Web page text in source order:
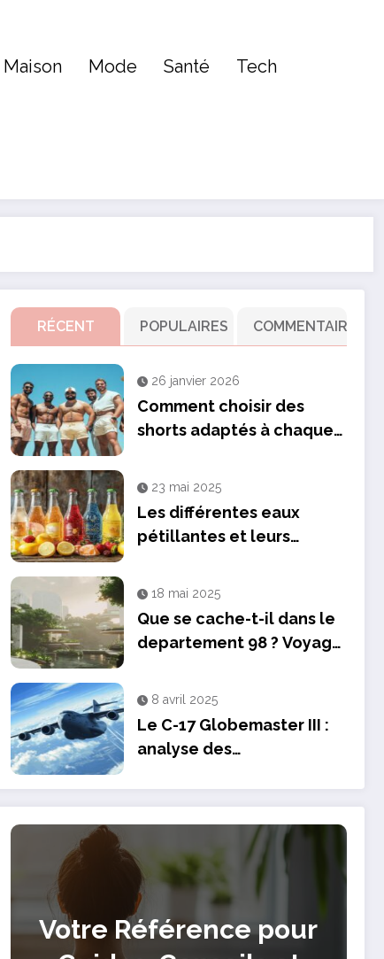
Maison Mode Santé Tech
RÉCENT POPULAIRES COMMENTAIRE
26 janvier 2026
Comment choisir des
shorts adaptés à chaque
23 mai 2025
Les différentes eaux
pétillantes et leurs
18 mai 2025
Que se cache-t-il dans le
departement 98 ? Voyage
polynesiens
8 avril 2025
Le C-17 Globemaster III :
analyse des
Votre Référence pour